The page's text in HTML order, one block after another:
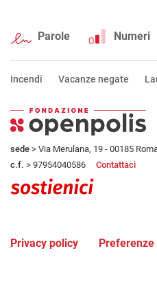
Parole Numeri
Incendi Vacanze negate
sede > Via Merulana, 19 - 00185
c.f. > 97954040586 Contattaci
Privacy policy